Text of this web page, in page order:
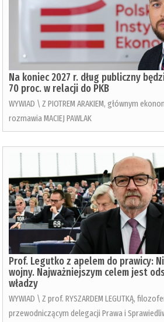
Na koniec 2027 r. dług publiczny
70 proc. w relacji do PKB
WYWIAD \ Z PIOTREM ARAKIEM, głównym
rozmawia MACIEJ PAWLAK
Prof. Legutko z apelem do prawicy:
wojny. Najważniejszym celem jest
władzy
WYWIAD \ Z prof. RYSZARDEM LEGUTKĄ,
przewodniczącym delegacji Prawa i